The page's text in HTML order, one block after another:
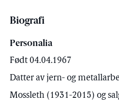
Biografi
Personalia
Født 04.04.1967
Datter av jern- og
Mossleth (1931-2015) og